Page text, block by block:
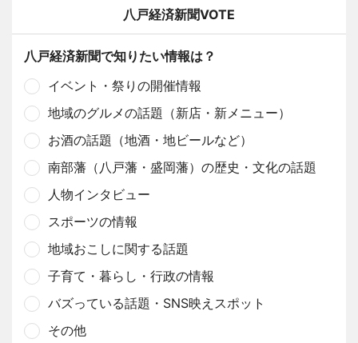
八戸経済新聞VOTE
八戸経済新聞で知りたい情報は？
イベント・祭りの開催情報
地域のグルメの話題（新店・新メニュー）
お酒の話題（地酒・地ビールなど）
南部藩（八戸藩・盛岡藩）の歴史・文化の話題
人物インタビュー
スポーツの情報
地域おこしに関する話題
子育て・暮らし・行政の情報
バズっている話題・SNS映えスポット
その他